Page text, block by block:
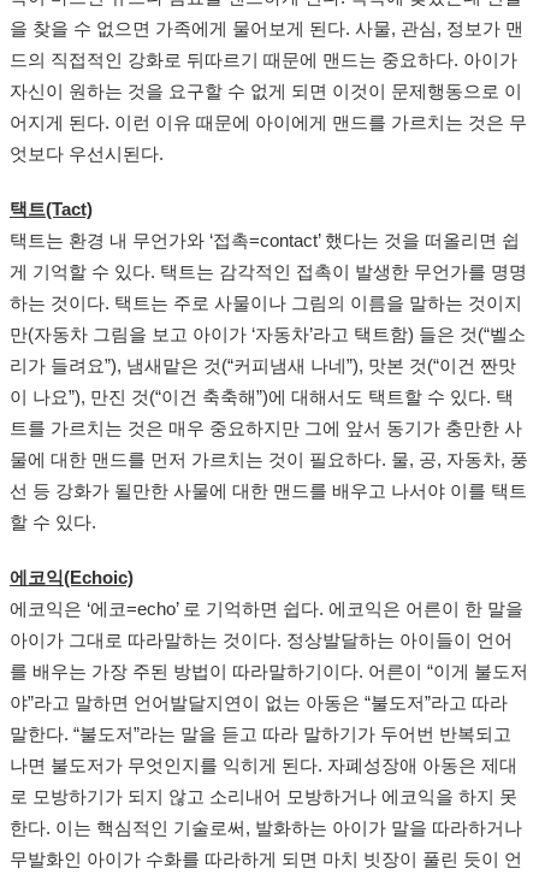
을 찾을 수 없으면 가족에게 물어보게 된다. 사물, 관심, 정보가 맨
드의 직접적인 강화로 뒤따르기 때문에 맨드는 중요하다. 아이가
자신이 원하는 것을 요구할 수 없게 되면 이것이 문제행동으로 이
어지게 된다. 이런 이유 때문에 아이에게 맨드를 가르치는 것은 무
엇보다 우선시된다.
택트(Tact)
택트는 환경 내 무언가와 ‘접촉=contact’ 했다는 것을 떠올리면 쉽
게 기억할 수 있다. 택트는 감각적인 접촉이 발생한 무언가를 명명
하는 것이다. 택트는 주로 사물이나 그림의 이름을 말하는 것이지
만(자동차 그림을 보고 아이가 ‘자동차’라고 택트함) 들은 것(“벨소
리가 들려요”), 냄새맡은 것(“커피냄새 나네”), 맛본 것(“이건 짠맛
이 나요”), 만진 것(“이건 축축해”)에 대해서도 택트할 수 있다. 택
트를 가르치는 것은 매우 중요하지만 그에 앞서 동기가 충만한 사
물에 대한 맨드를 먼저 가르치는 것이 필요하다. 물, 공, 자동차, 풍
선 등 강화가 될만한 사물에 대한 맨드를 배우고 나서야 이를 택트
할 수 있다.
에코익(Echoic)
에코익은 ‘에코=echo’ 로 기억하면 쉽다. 에코익은 어른이 한 말을
아이가 그대로 따라말하는 것이다. 정상발달하는 아이들이 언어
를 배우는 가장 주된 방법이 따라말하기이다. 어른이 “이게 불도저
야”라고 말하면 언어발달지연이 없는 아동은 “불도저”라고 따라
말한다. “불도저”라는 말을 듣고 따라 말하기가 두어번 반복되고
나면 불도저가 무엇인지를 익히게 된다. 자폐성장애 아동은 제대
로 모방하기가 되지 않고 소리내어 모방하거나 에코익을 하지 못
한다. 이는 핵심적인 기술로써, 발화하는 아이가 말을 따라하거나
무발화인 아이가 수화를 따라하게 되면 마치 빗장이 풀린 듯이 언